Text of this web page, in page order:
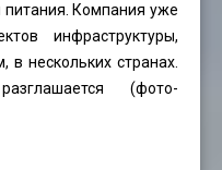
питания. Компания уже
инфраструктуры,
нескольких странах.
(фото-